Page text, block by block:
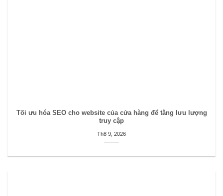
Tối ưu hóa SEO cho website của cửa hàng để tăng lưu lượng
truy cập
Th8 9, 2026